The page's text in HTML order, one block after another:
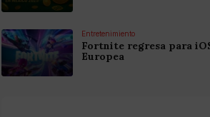
Entretenimiento
Fortnite regresa para
Europea